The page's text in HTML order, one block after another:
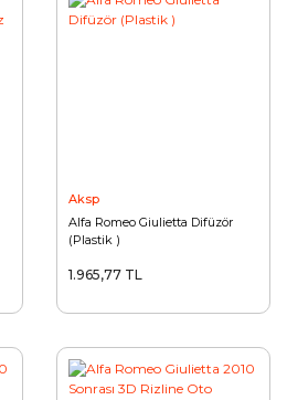
Aksp
Alfa Romeo Giulietta Difüzör
(Plastik )
1.965,77 TL